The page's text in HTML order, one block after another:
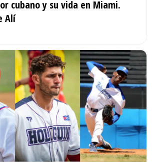
cubano y su vida en Miami.
Alí